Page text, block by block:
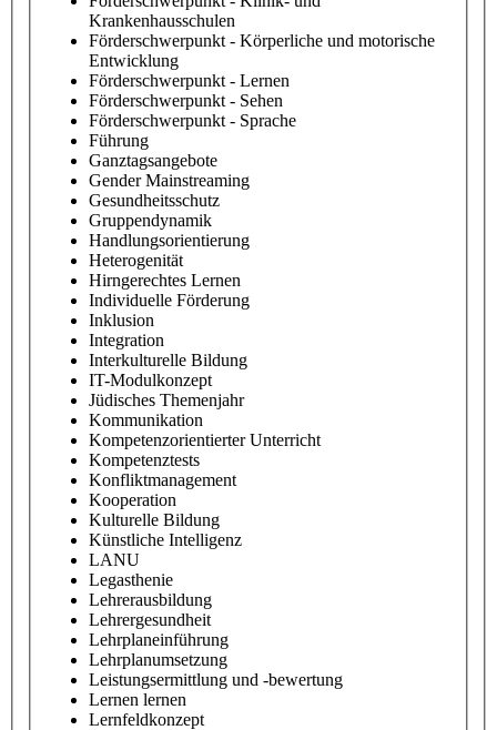
Krankenhausschulen
Förderschwerpunkt - Körperliche und motorische
Entwicklung
Förderschwerpunkt - Lernen
Förderschwerpunkt - Sehen
Förderschwerpunkt - Sprache
Führung
Ganztagsangebote
Gender Mainstreaming
Gesundheitsschutz
Gruppendynamik
Handlungsorientierung
Heterogenität
Hirngerechtes Lernen
Individuelle Förderung
Inklusion
Integration
Interkulturelle Bildung
IT-Modulkonzept
Jüdisches Themenjahr
Kommunikation
Kompetenzorientierter Unterricht
Kompetenztests
Konfliktmanagement
Kooperation
Kulturelle Bildung
Künstliche Intelligenz
LANU
Legasthenie
Lehrerausbildung
Lehrergesundheit
Lehrplaneinführung
Lehrplanumsetzung
Leistungsermittlung und -bewertung
Lernen lernen
Lernfeldkonzept